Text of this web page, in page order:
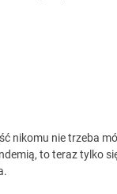
nikomu nie trzeba
to teraz tylko